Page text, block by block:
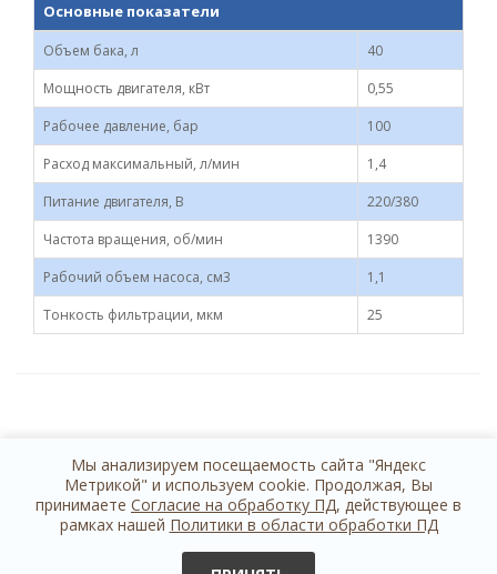
Основные показатели
Объем бака, л
40
Мощность двигателя, кВт
0,55
Рабочее давление, бар
100
Расход максимальный, л/мин
1,4
Питание двигателя, В
220/380
Частота вращения, об/мин
1390
Рабочий объем насоса, см3
1,1
Тонкость фильтрации, мкм
25
+7 812 614 44 24
Мы анализируем посещаемость сайта "Яндекс
Метрикой" и используем cookie. Продолжая, Вы
принимаете Согласие на обработку ПД, действующее в
рамках нашей Политики в области обработки ПД